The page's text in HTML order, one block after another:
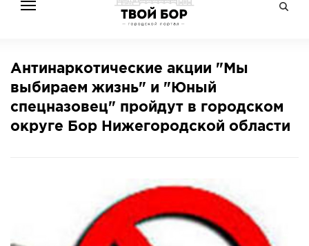
НОВОСТИ
СПРАВОЧНИК
ОБЪЯВЛЕНИЯ
КОНКУРСЫ
Антинаркотические акции "Мы
выбираем жизнь" и "Юный
спецназовец" пройдут в городском
округе Бор Нижегородской области